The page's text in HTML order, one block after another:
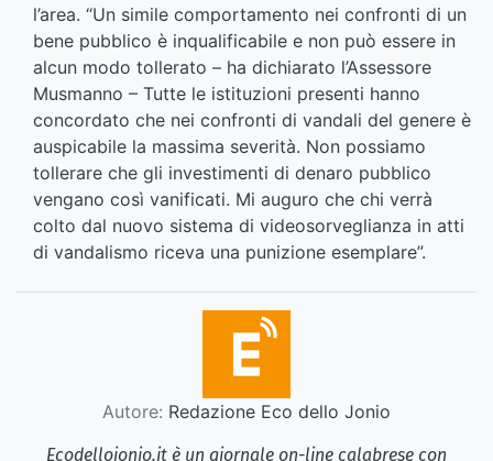
l’area. “Un simile comportamento nei confronti di un
bene pubblico è inqualificabile e non può essere in
alcun modo tollerato – ha dichiarato l’Assessore
Musmanno – Tutte le istituzioni presenti hanno
concordato che nei confronti di vandali del genere è
auspicabile la massima severità. Non possiamo
tollerare che gli investimenti di denaro pubblico
vengano così vanificati. Mi auguro che chi verrà
colto dal nuovo sistema di videosorveglianza in atti
di vandalismo riceva una punizione esemplare”.
Autore: Redazione Eco dello Jonio
Ecodellojonio.it è un giornale on-line calabrese con